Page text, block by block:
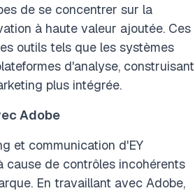
de se concentrer sur la
à haute valeur ajoutée. Ces
outils tels que les systèmes
d'analyse, construisant
plus intégrée.
Adobe
et communication d'EY
cause de contrôles incohérents
En travaillant avec Adobe,